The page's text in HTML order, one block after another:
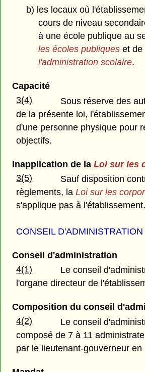
b) les locaux où
cours de niveau
à une école publique au
les écoles publiqueset de
l'administration scolaire.
Capacité
3(4)
Sous réserve des
de la présente loi,
d'une personne physique pour
objectifs.
Inapplication de la Loi sur les
3(5)
Sauf disposition
règlements, laLoi sur les
s'applique pas à l'établissement.
CONSEIL D'ADMINISTRATION
Conseil d'administration
4(1)
Le conseil
l'organe directeur de
Composition du conseil
4(2)
Le conseil
composé de 7 à 11
par le lieutenant-gouverneur en